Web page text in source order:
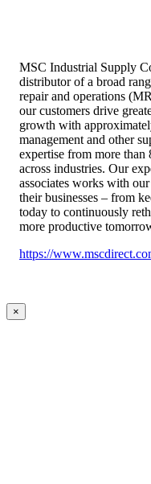
MSC Industrial Supply
distributor of a broad
repair and operations
our customers drive
growth with
management and other
expertise from more
across industries. Our
associates works with
their businesses – from
today to continuously
more productive
https://
×